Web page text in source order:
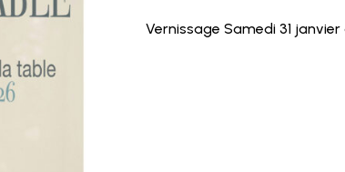
Vernissage Samedi 31 janvier